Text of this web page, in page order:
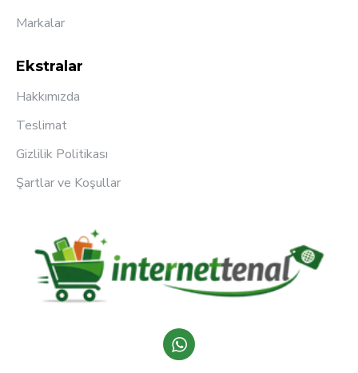
Markalar
Ekstralar
Hakkımızda
Teslimat
Gizlilik Politikası
Şartlar ve Koşullar